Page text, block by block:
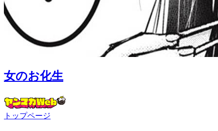
女のお化生
トップページ